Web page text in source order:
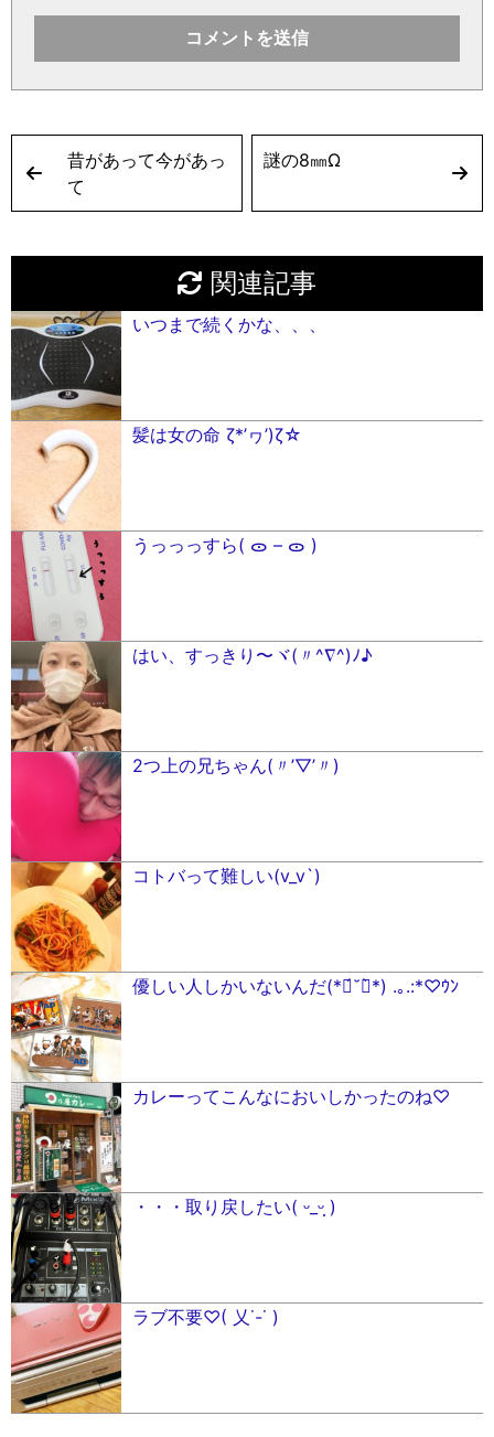
昔があって今があっ
て
謎の8㎜Ω
関連記事
いつまで続くかな、、、
髪は女の命 ζ*’ヮ’)ζ☆
うっっっすら( ᯣ – ᯣ )
はい、すっきり〜ヾ(〃^∇^)ﾉ♪
2つ上の兄ちゃん(〃’▽’〃)
コトバって難しい(v_v`)
優しい人しかいないんだ(*ฅ́˘ฅ̀*) .｡.:*♡ｳﾝ
カレーってこんなにおいしかったのね♡
・・・取り戻したい( ᵕ_ᵕ̩̩ )
ラブ不要♡( 乂˙-˙ )